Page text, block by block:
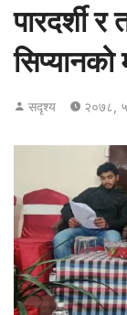
पारदर्शी
सिप्यानको
सदृश्य २०७८, ५